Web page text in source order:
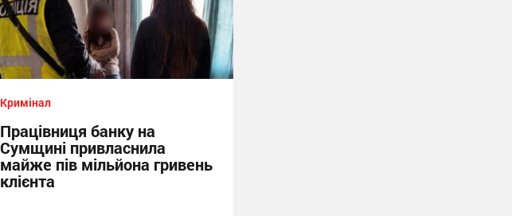
Кримінал
Працівниця банку на
Сумщині привласнила
майже пів мільйона гривень
клієнта